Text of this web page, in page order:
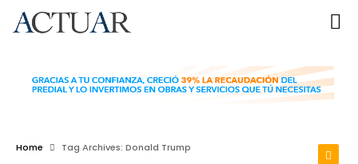
Home Tag Archives: Donald Trump